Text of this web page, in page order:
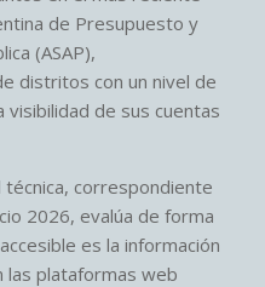
de Presupuesto y
(ASAP),
distritos con un nivel de
visibilidad de sus cuentas
correspondiente
2026, evalúa de forma
es la información
las plataformas web